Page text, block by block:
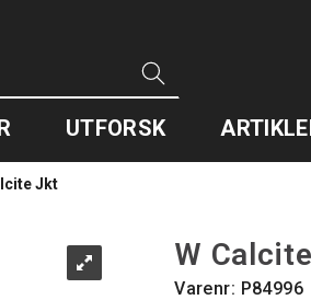
UTFORSK
Jkt
W
Varenr: P84996